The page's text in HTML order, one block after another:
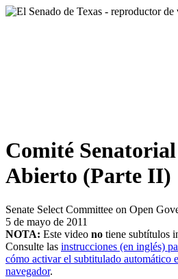
Comité
Abierto (Parte II)
Senate Select Committee on Open
5 de mayo de 2011
NOTA: Este video no tiene subtítulos
Consulte las instrucciones (en inglés)
cómo activar el subtitulado automático
navegador.